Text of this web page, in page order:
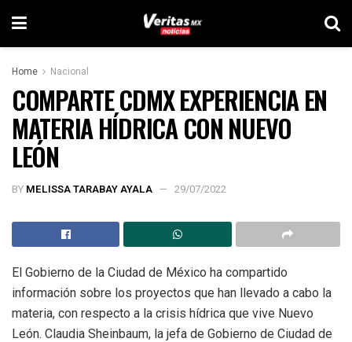
Home Nacional
COMPARTE CDMX EXPERIENCIA EN
MATERIA HÍDRICA CON NUEVO
LEÓN
BY MELISSA TARABAY AYALA 29/07/2022
El Gobierno de la Ciudad de México ha compartido
información sobre los proyectos que han llevado a cabo la
materia, con respecto a la crisis hídrica que vive Nuevo
León. Claudia Sheinbaum, la jefa de Gobierno de Ciudad de